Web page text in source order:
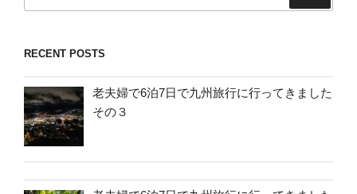
RECENT POSTS
老夫婦で6泊7日で九州旅行に行ってきました
その３